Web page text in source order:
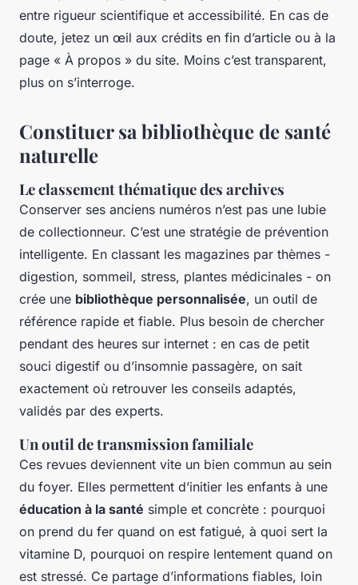
entre rigueur scientifique et accessibilité. En cas de
doute, jetez un œil aux crédits en fin d’article ou à la
page « À propos » du site. Moins c’est transparent,
plus on s’interroge.
Constituer sa bibliothèque de santé
naturelle
Le classement thématique des archives
Conserver ses anciens numéros n’est pas une lubie
de collectionneur. C’est une stratégie de prévention
intelligente. En classant les magazines par thèmes -
digestion, sommeil, stress, plantes médicinales - on
crée une bibliothèque personnalisée, un outil de
référence rapide et fiable. Plus besoin de chercher
pendant des heures sur internet : en cas de petit
souci digestif ou d’insomnie passagère, on sait
exactement où retrouver les conseils adaptés,
validés par des experts.
Un outil de transmission familiale
Ces revues deviennent vite un bien commun au sein
du foyer. Elles permettent d’initier les enfants à une
éducation à la santé simple et concrète : pourquoi
on prend du fer quand on est fatigué, à quoi sert la
vitamine D, pourquoi on respire lentement quand on
est stressé. Ce partage d’informations fiables, loin